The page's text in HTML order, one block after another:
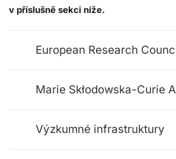
v příslušně sekci níže.
European Research
Marie Skłodowska-Curie
Výzkumné infrastruktury